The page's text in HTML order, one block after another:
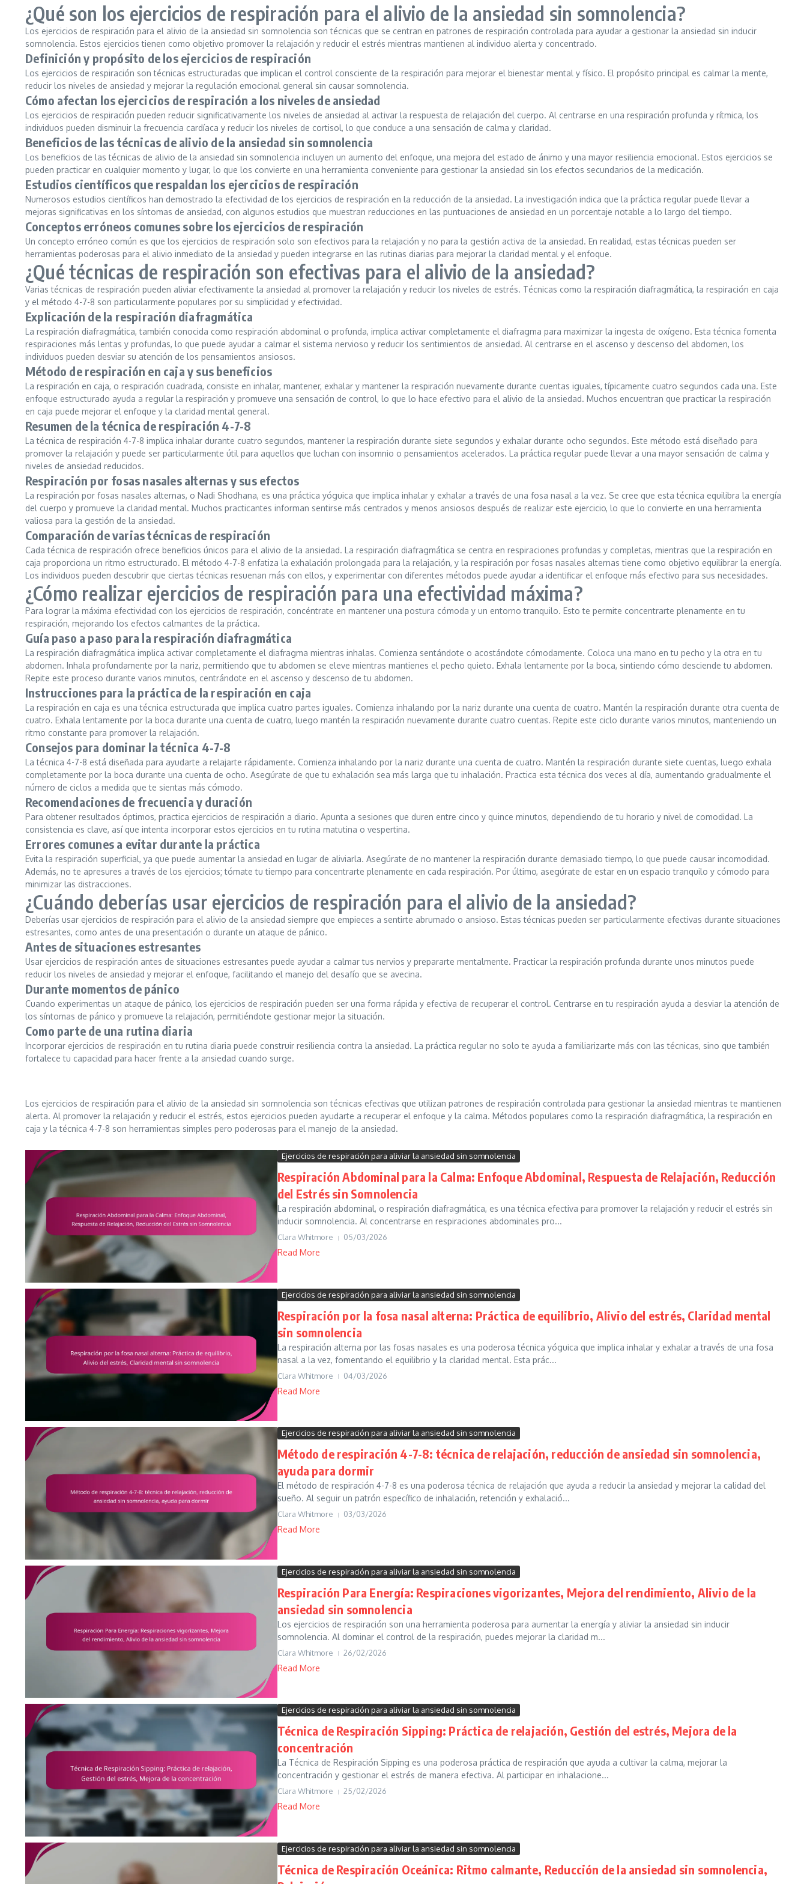
¿Qué son los ejercicios de respiración para el alivio de la ansiedad sin somnolencia?
Los ejercicios de respiración para el alivio de la ansiedad sin somnolencia son técnicas que se centran en patrones de respiración controlada para ayudar a gestionar la ansiedad sin inducir
somnolencia. Estos ejercicios tienen como objetivo promover la relajación y reducir el estrés mientras mantienen al individuo alerta y concentrado.
Definición y propósito de los ejercicios de respiración
Los ejercicios de respiración son técnicas estructuradas que implican el control consciente de la respiración para mejorar el bienestar mental y físico. El propósito principal es calmar la mente,
reducir los niveles de ansiedad y mejorar la regulación emocional general sin causar somnolencia.
Cómo afectan los ejercicios de respiración a los niveles de ansiedad
Los ejercicios de respiración pueden reducir significativamente los niveles de ansiedad al activar la respuesta de relajación del cuerpo. Al centrarse en una respiración profunda y rítmica, los
individuos pueden disminuir la frecuencia cardíaca y reducir los niveles de cortisol, lo que conduce a una sensación de calma y claridad.
Beneficios de las técnicas de alivio de la ansiedad sin somnolencia
Los beneficios de las técnicas de alivio de la ansiedad sin somnolencia incluyen un aumento del enfoque, una mejora del estado de ánimo y una mayor resiliencia emocional. Estos ejercicios se
pueden practicar en cualquier momento y lugar, lo que los convierte en una herramienta conveniente para gestionar la ansiedad sin los efectos secundarios de la medicación.
Estudios científicos que respaldan los ejercicios de respiración
Numerosos estudios científicos han demostrado la efectividad de los ejercicios de respiración en la reducción de la ansiedad. La investigación indica que la práctica regular puede llevar a
mejoras significativas en los síntomas de ansiedad, con algunos estudios que muestran reducciones en las puntuaciones de ansiedad en un porcentaje notable a lo largo del tiempo.
Conceptos erróneos comunes sobre los ejercicios de respiración
Un concepto erróneo común es que los ejercicios de respiración solo son efectivos para la relajación y no para la gestión activa de la ansiedad. En realidad, estas técnicas pueden ser
herramientas poderosas para el alivio inmediato de la ansiedad y pueden integrarse en las rutinas diarias para mejorar la claridad mental y el enfoque.
¿Qué técnicas de respiración son efectivas para el alivio de la ansiedad?
Varias técnicas de respiración pueden aliviar efectivamente la ansiedad al promover la relajación y reducir los niveles de estrés. Técnicas como la respiración diafragmática, la respiración en caja
y el método 4-7-8 son particularmente populares por su simplicidad y efectividad.
Explicación de la respiración diafragmática
La respiración diafragmática, también conocida como respiración abdominal o profunda, implica activar completamente el diafragma para maximizar la ingesta de oxígeno. Esta técnica fomenta
respiraciones más lentas y profundas, lo que puede ayudar a calmar el sistema nervioso y reducir los sentimientos de ansiedad. Al centrarse en el ascenso y descenso del abdomen, los
individuos pueden desviar su atención de los pensamientos ansiosos.
Método de respiración en caja y sus beneficios
La respiración en caja, o respiración cuadrada, consiste en inhalar, mantener, exhalar y mantener la respiración nuevamente durante cuentas iguales, típicamente cuatro segundos cada una. Este
enfoque estructurado ayuda a regular la respiración y promueve una sensación de control, lo que lo hace efectivo para el alivio de la ansiedad. Muchos encuentran que practicar la respiración
en caja puede mejorar el enfoque y la claridad mental general.
Resumen de la técnica de respiración 4-7-8
La técnica de respiración 4-7-8 implica inhalar durante cuatro segundos, mantener la respiración durante siete segundos y exhalar durante ocho segundos. Este método está diseñado para
promover la relajación y puede ser particularmente útil para aquellos que luchan con insomnio o pensamientos acelerados. La práctica regular puede llevar a una mayor sensación de calma y
niveles de ansiedad reducidos.
Respiración por fosas nasales alternas y sus efectos
La respiración por fosas nasales alternas, o Nadi Shodhana, es una práctica yóguica que implica inhalar y exhalar a través de una fosa nasal a la vez. Se cree que esta técnica equilibra la energía
del cuerpo y promueve la claridad mental. Muchos practicantes informan sentirse más centrados y menos ansiosos después de realizar este ejercicio, lo que lo convierte en una herramienta
valiosa para la gestión de la ansiedad.
Comparación de varias técnicas de respiración
Cada técnica de respiración ofrece beneficios únicos para el alivio de la ansiedad. La respiración diafragmática se centra en respiraciones profundas y completas, mientras que la respiración en
caja proporciona un ritmo estructurado. El método 4-7-8 enfatiza la exhalación prolongada para la relajación, y la respiración por fosas nasales alternas tiene como objetivo equilibrar la energía.
Los individuos pueden descubrir que ciertas técnicas resuenan más con ellos, y experimentar con diferentes métodos puede ayudar a identificar el enfoque más efectivo para sus necesidades.
¿Cómo realizar ejercicios de respiración para una efectividad máxima?
Para lograr la máxima efectividad con los ejercicios de respiración, concéntrate en mantener una postura cómoda y un entorno tranquilo. Esto te permite concentrarte plenamente en tu
respiración, mejorando los efectos calmantes de la práctica.
Guía paso a paso para la respiración diafragmática
La respiración diafragmática implica activar completamente el diafragma mientras inhalas. Comienza sentándote o acostándote cómodamente. Coloca una mano en tu pecho y la otra en tu
abdomen. Inhala profundamente por la nariz, permitiendo que tu abdomen se eleve mientras mantienes el pecho quieto. Exhala lentamente por la boca, sintiendo cómo desciende tu abdomen.
Repite este proceso durante varios minutos, centrándote en el ascenso y descenso de tu abdomen.
Instrucciones para la práctica de la respiración en caja
La respiración en caja es una técnica estructurada que implica cuatro partes iguales. Comienza inhalando por la nariz durante una cuenta de cuatro. Mantén la respiración durante otra cuenta de
cuatro. Exhala lentamente por la boca durante una cuenta de cuatro, luego mantén la respiración nuevamente durante cuatro cuentas. Repite este ciclo durante varios minutos, manteniendo un
ritmo constante para promover la relajación.
Consejos para dominar la técnica 4-7-8
La técnica 4-7-8 está diseñada para ayudarte a relajarte rápidamente. Comienza inhalando por la nariz durante una cuenta de cuatro. Mantén la respiración durante siete cuentas, luego exhala
completamente por la boca durante una cuenta de ocho. Asegúrate de que tu exhalación sea más larga que tu inhalación. Practica esta técnica dos veces al día, aumentando gradualmente el
número de ciclos a medida que te sientas más cómodo.
Recomendaciones de frecuencia y duración
Para obtener resultados óptimos, practica ejercicios de respiración a diario. Apunta a sesiones que duren entre cinco y quince minutos, dependiendo de tu horario y nivel de comodidad. La
consistencia es clave, así que intenta incorporar estos ejercicios en tu rutina matutina o vespertina.
Errores comunes a evitar durante la práctica
Evita la respiración superficial, ya que puede aumentar la ansiedad en lugar de aliviarla. Asegúrate de no mantener la respiración durante demasiado tiempo, lo que puede causar incomodidad.
Además, no te apresures a través de los ejercicios; tómate tu tiempo para concentrarte plenamente en cada respiración. Por último, asegúrate de estar en un espacio tranquilo y cómodo para
minimizar las distracciones.
¿Cuándo deberías usar ejercicios de respiración para el alivio de la ansiedad?
Deberías usar ejercicios de respiración para el alivio de la ansiedad siempre que empieces a sentirte abrumado o ansioso. Estas técnicas pueden ser particularmente efectivas durante situaciones
estresantes, como antes de una presentación o durante un ataque de pánico.
Antes de situaciones estresantes
Usar ejercicios de respiración antes de situaciones estresantes puede ayudar a calmar tus nervios y prepararte mentalmente. Practicar la respiración profunda durante unos minutos puede
reducir los niveles de ansiedad y mejorar el enfoque, facilitando el manejo del desafío que se avecina.
Durante momentos de pánico
Cuando experimentas un ataque de pánico, los ejercicios de respiración pueden ser una forma rápida y efectiva de recuperar el control. Centrarse en tu respiración ayuda a desviar la atención de
los síntomas de pánico y promueve la relajación, permitiéndote gestionar mejor la situación.
Como parte de una rutina diaria
Incorporar ejercicios de respiración en tu rutina diaria puede construir resiliencia contra la ansiedad. La práctica regular no solo te ayuda a familiarizarte más con las técnicas, sino que también
fortalece tu capacidad para hacer frente a la ansiedad cuando surge.
Los ejercicios de respiración para el alivio de la ansiedad sin somnolencia son técnicas efectivas que utilizan patrones de respiración controlada para gestionar la ansiedad mientras te mantienen
alerta. Al promover la relajación y reducir el estrés, estos ejercicios pueden ayudarte a recuperar el enfoque y la calma. Métodos populares como la respiración diafragmática, la respiración en
caja y la técnica 4-7-8 son herramientas simples pero poderosas para el manejo de la ansiedad.
Ejercicios de respiración para aliviar la ansiedad sin somnolencia
Respiración Abdominal para la Calma: Enfoque Abdominal, Respuesta de Relajación, Reducción
del Estrés sin Somnolencia
La respiración abdominal, o respiración diafragmática, es una técnica efectiva para promover la relajación y reducir el estrés sin
inducir somnolencia. Al concentrarse en respiraciones abdominales pro...
Clara Whitmore 05/03/2026
Read More
Ejercicios de respiración para aliviar la ansiedad sin somnolencia
Respiración por la fosa nasal alterna: Práctica de equilibrio, Alivio del estrés, Claridad mental
sin somnolencia
La respiración alterna por las fosas nasales es una poderosa técnica yóguica que implica inhalar y exhalar a través de una fosa
nasal a la vez, fomentando el equilibrio y la claridad mental. Esta prác...
Clara Whitmore 04/03/2026
Read More
Ejercicios de respiración para aliviar la ansiedad sin somnolencia
Método de respiración 4-7-8: técnica de relajación, reducción de ansiedad sin somnolencia,
ayuda para dormir
El método de respiración 4-7-8 es una poderosa técnica de relajación que ayuda a reducir la ansiedad y mejorar la calidad del
sueño. Al seguir un patrón específico de inhalación, retención y exhalació...
Clara Whitmore 03/03/2026
Read More
Ejercicios de respiración para aliviar la ansiedad sin somnolencia
Respiración Para Energía: Respiraciones vigorizantes, Mejora del rendimiento, Alivio de la
ansiedad sin somnolencia
Los ejercicios de respiración son una herramienta poderosa para aumentar la energía y aliviar la ansiedad sin inducir
somnolencia. Al dominar el control de la respiración, puedes mejorar la claridad m...
Clara Whitmore 26/02/2026
Read More
Ejercicios de respiración para aliviar la ansiedad sin somnolencia
Técnica de Respiración Sipping: Práctica de relajación, Gestión del estrés, Mejora de la
concentración
La Técnica de Respiración Sipping es una poderosa práctica de respiración que ayuda a cultivar la calma, mejorar la
concentración y gestionar el estrés de manera efectiva. Al participar en inhalacione...
Clara Whitmore 25/02/2026
Read More
Ejercicios de respiración para aliviar la ansiedad sin somnolencia
Técnica de Respiración Oceánica: Ritmo calmante, Reducción de la ansiedad sin somnolencia,